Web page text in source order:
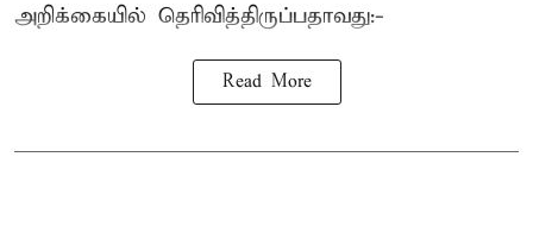
அறிக்கையில் தெரிவித்திருப்பதாவது:-
Read More